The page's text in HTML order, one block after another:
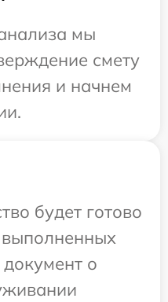
мы
смету
и начнем
будет готово
о